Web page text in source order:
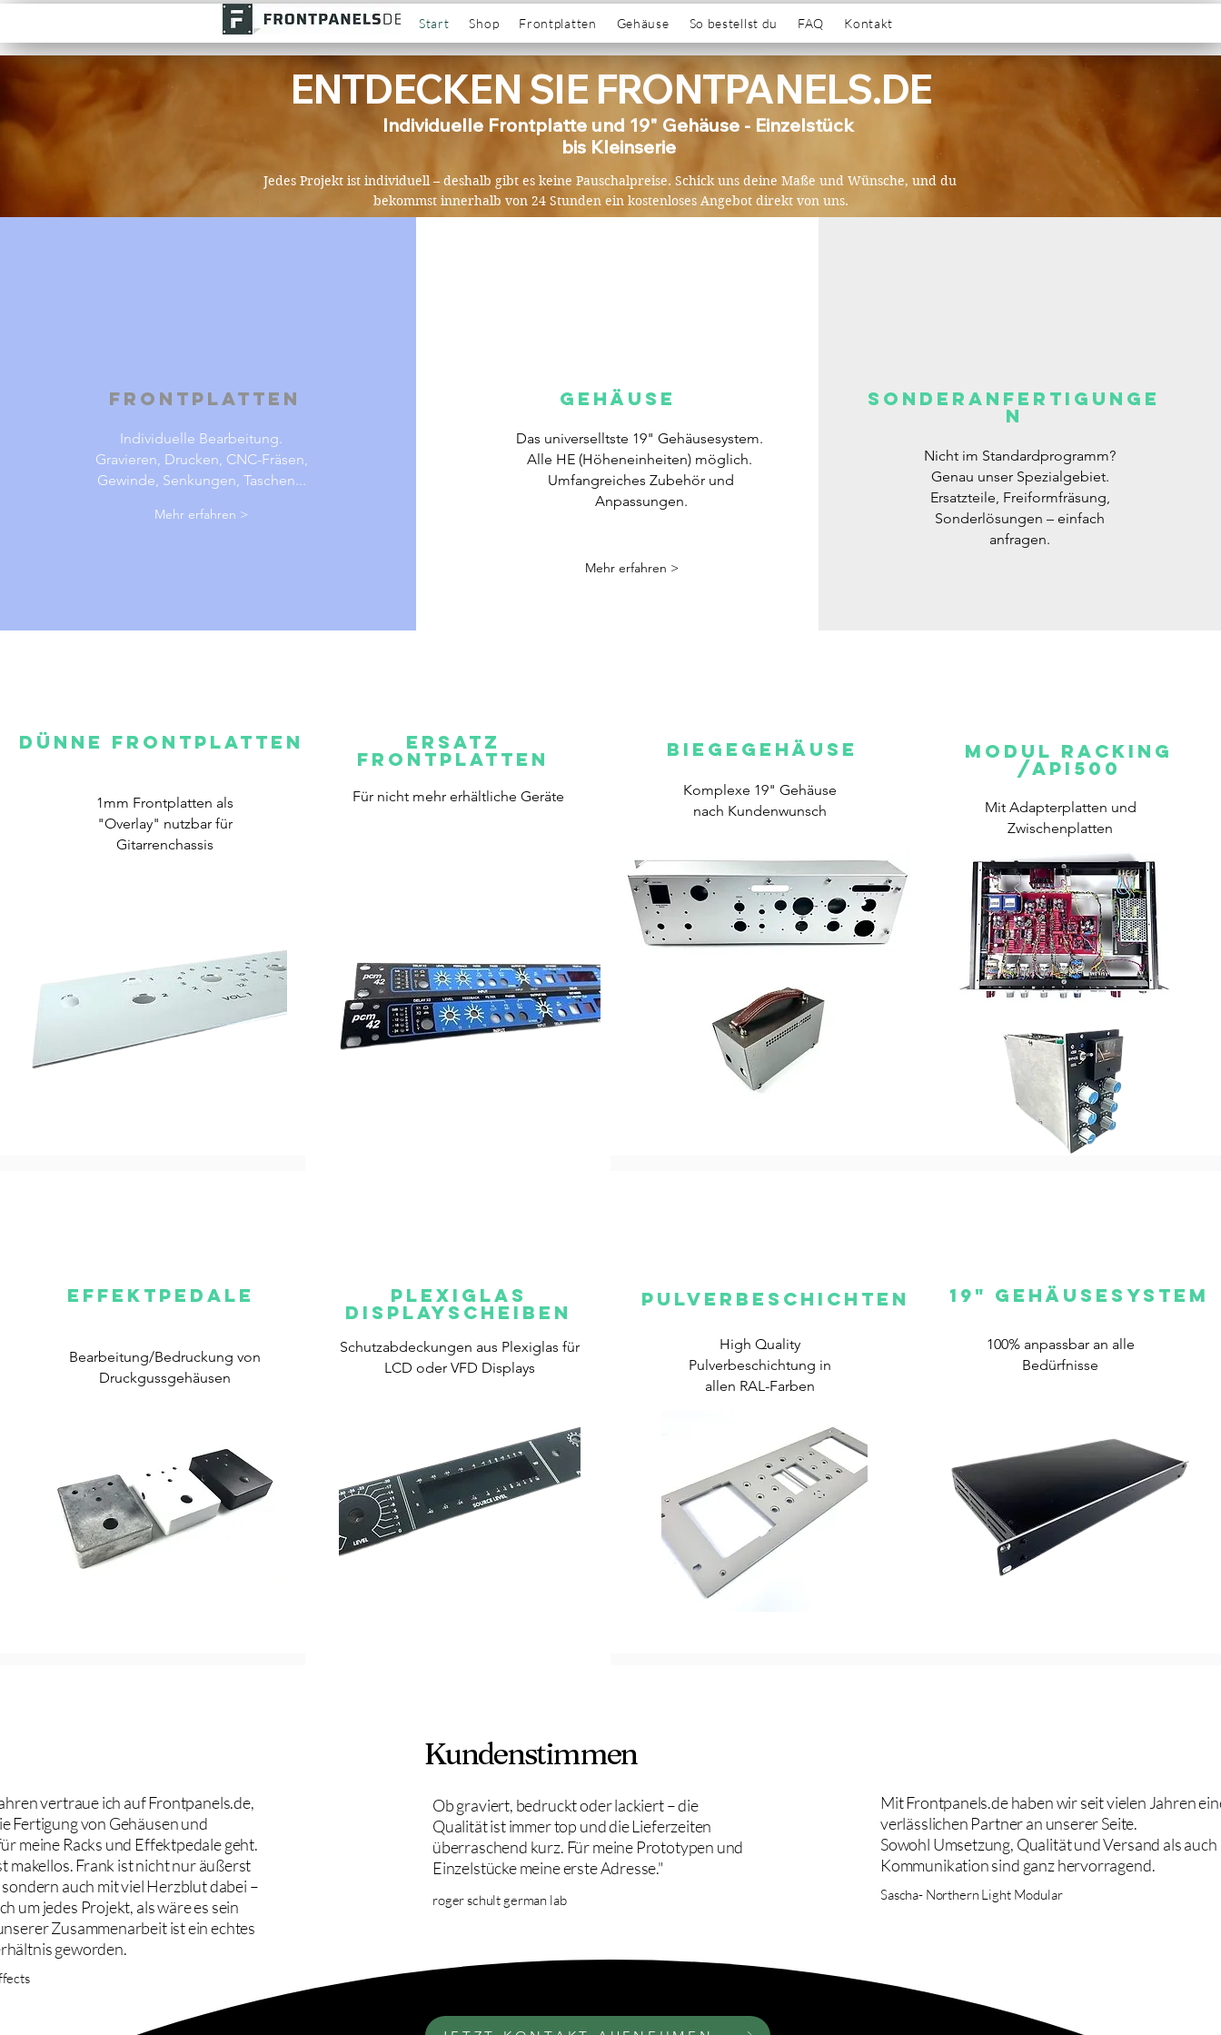
Start Shop Frontplatten Gehäuse So bestellst du FAQ Kontakt
ENTDECKEN SIE FRONTPANELS.DE
Individuelle Frontplatte und 19" Gehäuse - Einzelstück
bis Kleinserie
Jedes Projekt ist individuell – deshalb gibt es keine Pauschalpreise. Schick uns deine Maße und Wünsche, und du
bekommst innerhalb von 24 Stunden ein kostenloses Angebot direkt von uns.
Frontplatten
Individuelle Bearbeitung.
Gravieren, Drucken, CNC-Fräsen,
Gewinde, Senkungen, Taschen...
Mehr erfahren >
Gehäuse
Das universelltste 19" Gehäusesystem.
Alle HE (Höheneinheiten) möglich.
Umfangreiches Zubehör und
Anpassungen.
Mehr erfahren >
SONDErANFERTIGUNGE
N
Nicht im Standardprogramm?
Genau unser Spezialgebiet.
Ersatzteile, Freiformfräsung,
Sonderlösungen – einfach
anfragen.
Dünne Frontplatten
1mm Frontplatten als
"Overlay" nutzbar für
Gitarrenchassis
ERSATZ
Frontplatten
Für nicht mehr erhältliche Geräte
BiegeGEHÄUSE
Komplexe 19" Gehäuse
nach Kundenwunsch
MODUL RACKING
/API500
Mit Adapterplatten und
Zwischenplatten
SCHILDER
Effektpedale
Bearbeitung/Bedruckung von
Druckgussgehäusen
Plexiglas
Displayscheiben
Schutzabdeckungen aus Plexiglas für
LCD oder VFD Displays
PULVERBESCHICHTEN
High Quality
Pulverbeschichtung in
allen RAL-Farben
19" GehäuseSYSTEM
100% anpassbar an alle
Bedürfnisse
Kundenstimmen
vertraue ich auf Frontpanels.de,
Fertigung von Gehäusen und
meine Racks und Effektpedale geht.
makellos. Frank ist nicht nur äußerst
auch mit viel Herzblut dabei –
um jedes Projekt, als wäre es sein
Zusammenarbeit ist ein echtes
geworden.
Ob graviert, bedruckt oder lackiert – die
Qualität ist immer top und die Lieferzeiten
überraschend kurz. Für meine Prototypen und
Einzelstücke meine erste Adresse."
roger schult german lab
Mit Frontpanels.de haben wir seit vielen Jahren
verlässlichen Partner an unserer Seite.
Sowohl Umsetzung, Qualität und Versand als auch
Kommunikation sind ganz hervorragend.
Sascha- Northern Light Modular